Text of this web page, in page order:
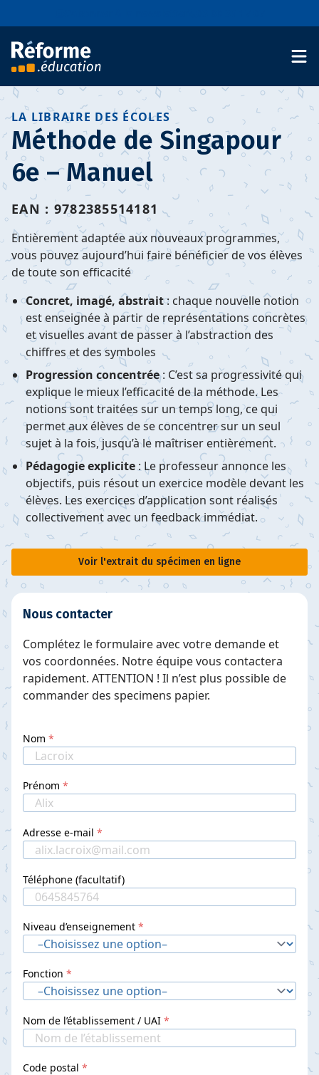
LA LIBRAIRE DES ÉCOLES
Méthode de Singapour
6e – Manuel
EAN : 9782385514181
Entièrement adaptée aux nouveaux programmes,
vous pouvez aujourd’hui faire bénéficier de vos élèves
de toute son efficacité
Concret, imagé, abstrait: chaque nouvelle notion
est enseignée à partir de représentations concrètes
et visuelles avant de passer à l’abstraction des
chiffres et des symboles
Progression concentrée: C’est sa progressivité qui
explique le mieux l’efficacité de la méthode. Les
notions sont traitées sur un temps long, ce qui
permet aux élèves de se concentrer sur un seul
sujet à la fois, jusqu’à le maîtriser entièrement.
Pédagogie explicite: Le professeur annonce les
objectifs, puis résout un exercice modèle devant les
élèves. Les exercices d’application sont réalisés
collectivement avec un feedback immédiat.
Voir l'extrait du spécimen en ligne
Nous contacter
Complétez le formulaire avec votre demande et
vos coordonnées. Notre équipe vous contactera
rapidement. ATTENTION ! Il n’est plus possible de
commander des specimens papier.
Nom
Prénom
Adresse e-mail
Téléphone (facultatif)
Niveau d’enseignement
Fonction
Nom de l’établissement / UAI
Code postal